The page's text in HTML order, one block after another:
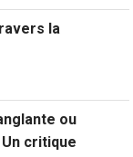
la
ou
critique